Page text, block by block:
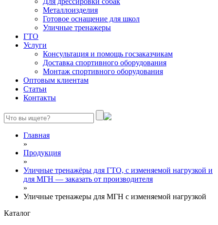
Металлоизделия
Готовое оснащение для школ
Уличные тренажеры
ГТО
Услуги
Консультация и помощь госзаказчикам
Доставка спортивного оборудования
Монтаж спортивного оборудования
Оптовым клиентам
Статьи
Контакты
Главная
»
Продукция
»
Уличные тренажёры для ГТО, с изменяемой нагрузкой и
для МГН — заказать от производителя
»
Уличные тренажеры для МГН с изменяемой нагрузкой
Каталог